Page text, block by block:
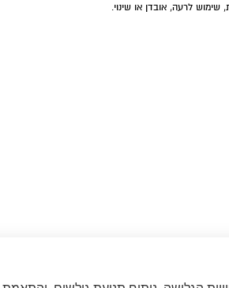
לרעה, אובדן או שינוי.
לעיין במדיניות זו מדי פעם על מנת להתעדכן.